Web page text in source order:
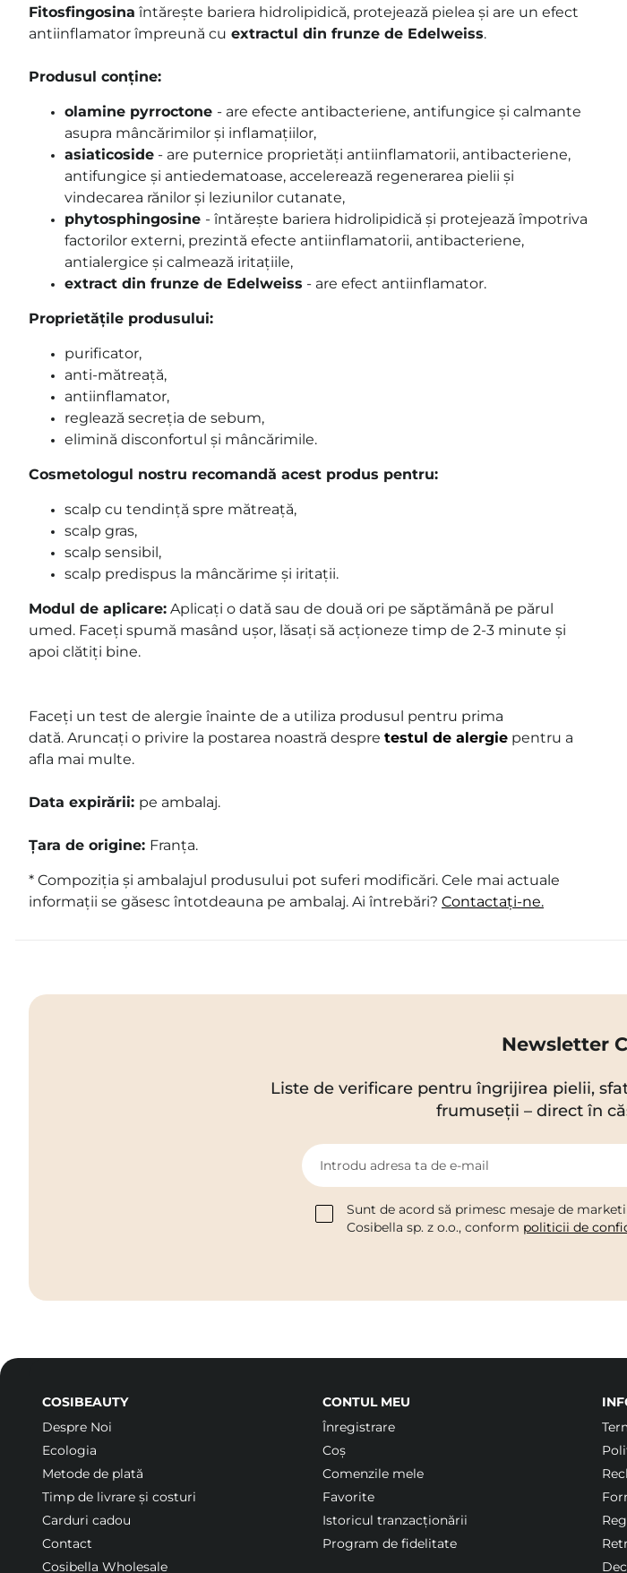
Fitosfingosina întărește bariera hidrolipidică, protejează pielea și are un efect
antiinflamator împreună cu extractul din frunze de Edelweiss.
Produsul conține:
olamine pyrroctone - are efecte antibacteriene, antifungice și calmante
asupra mâncărimilor și inflamațiilor,
asiaticoside - are puternice proprietăți antiinflamatorii, antibacteriene,
antifungice și antiedematoase, accelerează regenerarea pielii și
vindecarea rănilor și leziunilor cutanate,
phytosphingosine - întărește bariera hidrolipidică și protejează împotriva
factorilor externi, prezintă efecte antiinflamatorii, antibacteriene,
antialergice și calmează iritațiile,
extract din frunze de Edelweiss - are efect antiinflamator.
Proprietățile produsului:
purificator,
anti-mătreață,
antiinflamator,
reglează secreția de sebum,
elimină disconfortul și mâncărimile.
Cosmetologul nostru recomandă acest produs pentru:
scalp cu tendință spre mătreață,
scalp gras,
scalp sensibil,
scalp predispus la mâncărime și iritații.
Modul de aplicare: Aplicați o dată sau de două ori pe săptămână pe părul
umed. Faceți spumă masând ușor, lăsați să acționeze timp de 2-3 minute și
apoi clătiți bine.
Faceți un test de alergie înainte de a utiliza produsul pentru prima
dată. Aruncați o privire la postarea noastră despre testul de alergie pentru a
afla mai multe.
Data expirării: pe ambalaj.
Țara de origine: Franța.
* Compoziția și ambalajul produsului pot suferi modificări. Cele mai actuale
informații se găsesc întotdeauna pe ambalaj. Ai întrebări? Contactați-ne.
Newsletter
Liste de verificare pentru îngrijirea pielii,
frumuseții – direct în
Introdu adresa ta de e-mail
Sunt de acord să primesc mesaje de
Cosibella sp. z o.o., conform politicii de
COSIBEAUTY
Despre Noi
Ecologia
Metode de plată
Timp de livrare și costuri
Carduri cadou
Contact
Cosibella Wholesale
CONTUL MEU
Înregistrare
Coș
Comenzile mele
Favorite
Istoricul tranzacționării
Program de fidelitate